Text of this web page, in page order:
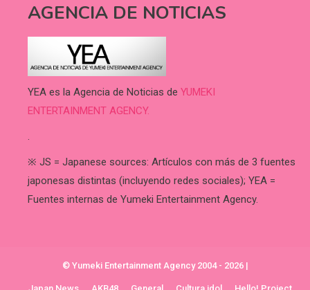
AGENCIA DE NOTICIAS
YEA es la Agencia de Noticias de YUMEKI
ENTERTAINMENT AGENCY.
.
※ JS = Japanese sources: Artículos con más de 3 fuentes
japonesas distintas (incluyendo redes sociales); YEA =
Fuentes internas de Yumeki Entertainment Agency.
© Yumeki Entertainment Agency 2004 - 2026 |